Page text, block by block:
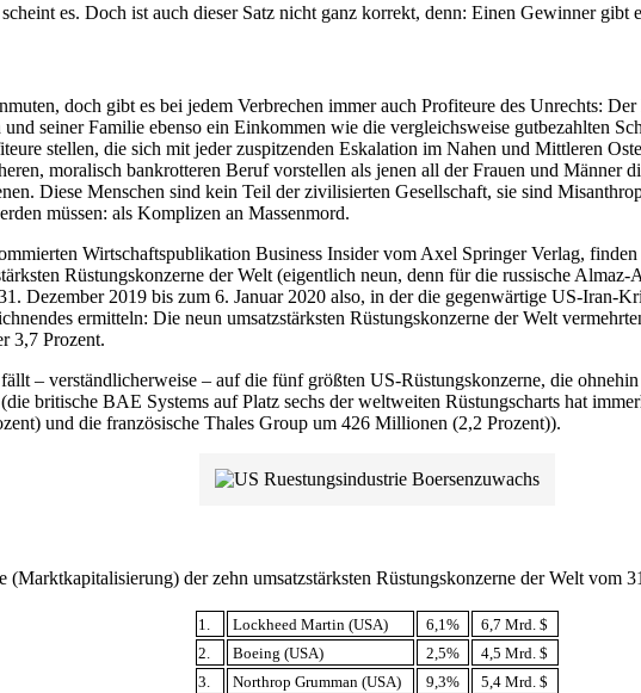
es. Doch ist auch dieser Satz nicht ganz korrekt, denn: Einen Gewinner gibt
doch gibt es bei jedem Verbrechen immer auch Profiteure des Unrechts:
seiner Familie ebenso ein Einkommen wie die vergleichsweise gutbezahlten
stellen, die sich mit jeder zuspitzenden Eskalation im Nahen und Mittleren
moralisch bankrotteren Beruf vorstellen als jenen all der Frauen und Männer
Diese Menschen sind kein Teil der zivilisierten Gesellschaft, sie sind
müssen: als Komplizen an Massenmord.
Wirtschaftspublikation Business Insider vom Axel Springer Verlag,
Rüstungskonzerne der Welt (eigentlich neun, denn für die russische
Dezember 2019 bis zum 6. Januar 2020 also, in der die gegenwärtige US-Iran-
ermitteln: Die neun umsatzstärksten Rüstungskonzerne der Welt
3,7 Prozent.
– verständlicherweise – auf die fünf größten US-Rüstungskonzerne, die
britische BAE Systems auf Platz sechs der weltweiten Rüstungscharts hat
und die französische Thales Group um 426 Millionen (2,2 Prozent)).
(Marktkapitalisierung) der zehn umsatzstärksten Rüstungskonzerne der Welt vom
1. Lockheed Martin (USA) 6,1%
6,7 Mrd. $
2.
Boeing (USA) 2,5%
4,5 Mrd. $
3.
Northrop Grumman (USA) 9,3%
5,4 Mrd. $